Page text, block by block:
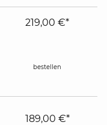
219,00 €*
bestellen
189,00 €*